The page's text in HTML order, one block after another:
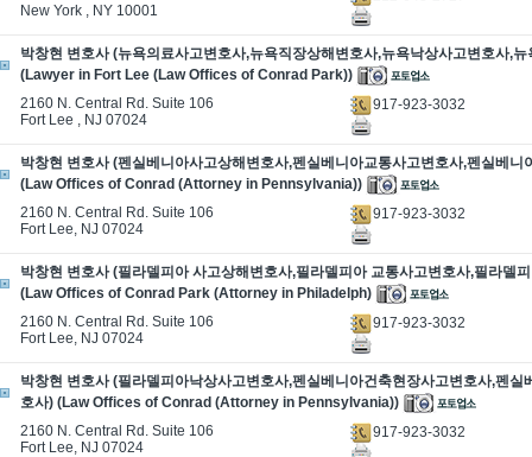
New York , NY 10001
박창현 변호사 (뉴욕의료사고변호사,뉴욕직장상해변호사,뉴욕낙상사고변호사,
(Lawyer in Fort Lee (Law Offices of Conrad Park))
2160 N. Central Rd. Suite 106
Fort Lee , NJ 07024
917-923-3032
박창현 변호사 (펜실베니아사고상해변호사,펜실베니아교통사고변호사,펜실베니
(Law Offices of Conrad (Attorney in Pennsylvania))
2160 N. Central Rd. Suite 106
Fort Lee, NJ 07024
917-923-3032
박창현 변호사 (필라델피아 사고상해변호사,필라델피아 교통사고변호사,필라델
(Law Offices of Conrad Park (Attorney in Philadelph)
2160 N. Central Rd. Suite 106
Fort Lee, NJ 07024
917-923-3032
박창현 변호사 (필라델피아낙상사고변호사,펜실베니아건축현장사고변호사,펜실
호사) (Law Offices of Conrad (Attorney in Pennsylvania))
2160 N. Central Rd. Suite 106
Fort Lee, NJ 07024
917-923-3032